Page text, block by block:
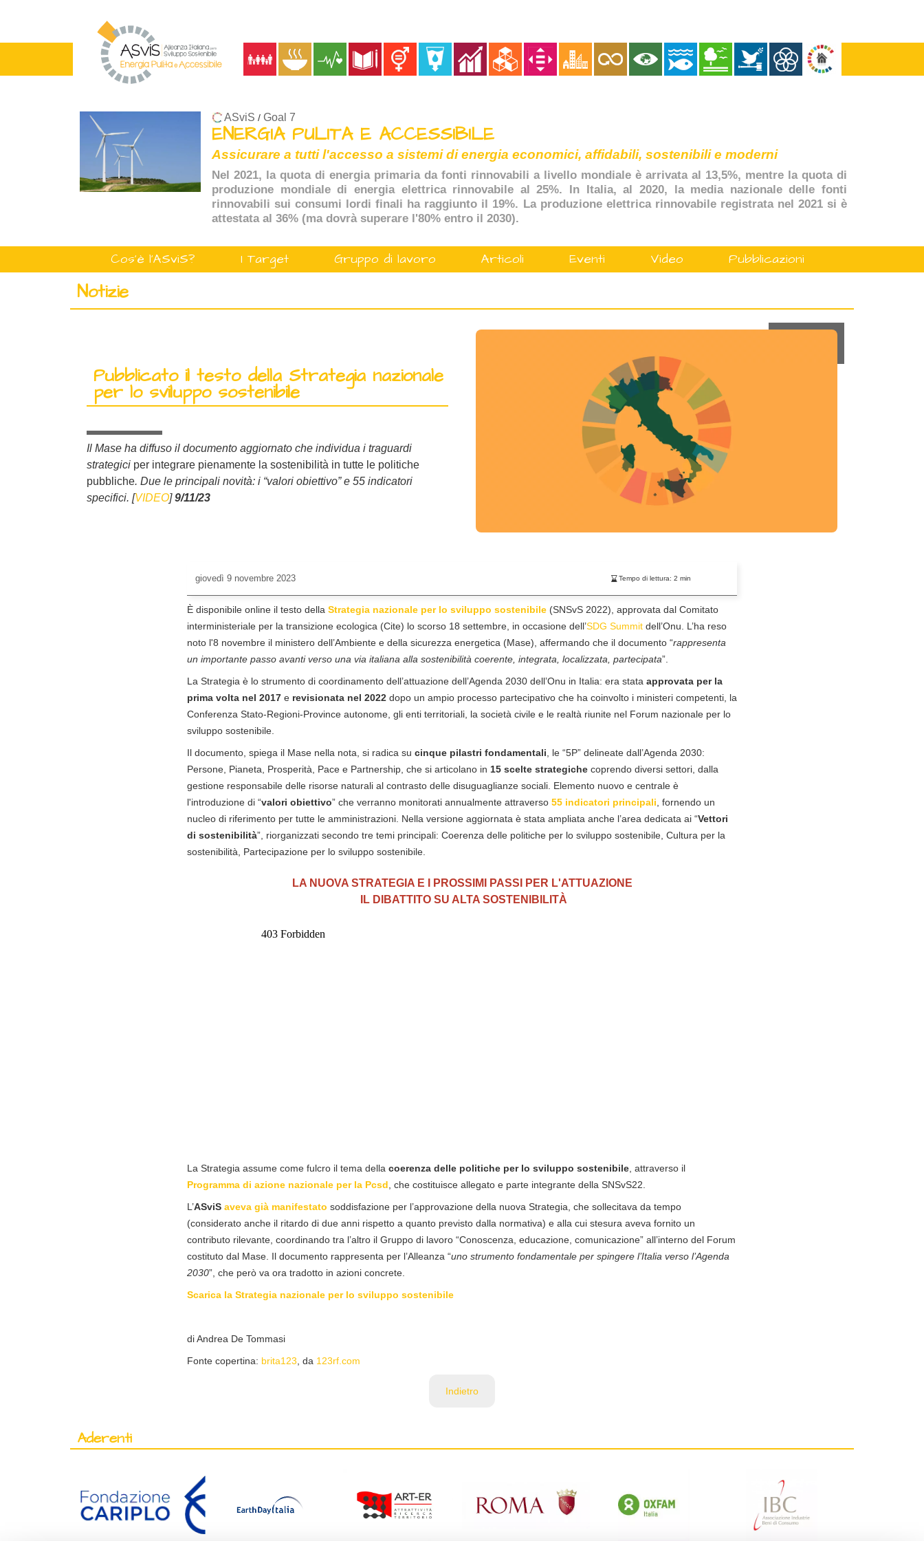
ASviS / Goal 7
ENERGIA PULITA E ACCESSIBILE
Assicurare a tutti l'accesso a sistemi di energia economici, affidabili, sostenibili e moderni
Nel 2021, la quota di energia primaria da fonti rinnovabili a livello mondiale è arrivata al 13,5%, mentre la quota di
produzione mondiale di energia elettrica rinnovabile al 25%. In Italia, al 2020, la media nazionale delle fonti
rinnovabili sui consumi lordi finali ha raggiunto il 19%. La produzione elettrica rinnovabile registrata nel 2021 si è
attestata al 36% (ma dovrà superare l'80% entro il 2030).
Cos'è l'ASviS? I Target Gruppo di lavoro Articoli Eventi Video Pubblicazioni
Notizie
Pubblicato il testo della Strategia nazionale
per lo sviluppo sostenibile
Il Mase ha diffuso il documento aggiornato che individua i traguardi
strategici per integrare pienamente la sostenibilità in tutte le politiche
pubbliche. Due le principali novità: i “valori obiettivo” e 55 indicatori
specifici. [VIDEO]9/11/23
giovedì 9 novembre 2023 Tempo di lettura:2 min
È disponibile online il testo della Strategia nazionale per lo sviluppo sostenibile (SNSvS 2022), approvata dal Comitato
interministeriale per la transizione ecologica (Cite) lo scorso 18 settembre, in occasione dell’SDG Summit dell’Onu. L’ha reso
noto l'8 novembre il ministero dell’Ambiente e della sicurezza energetica (Mase), affermando che il documento “rappresenta
un importante passo avanti verso una via italiana alla sostenibilità coerente, integrata, localizzata, partecipata”.
La Strategia è lo strumento di coordinamento dell’attuazione dell’Agenda 2030 dell’Onu in Italia: era stata approvata per la
prima volta nel 2017 e revisionata nel 2022 dopo un ampio processo partecipativo che ha coinvolto i ministeri competenti, la
Conferenza Stato-Regioni-Province autonome, gli enti territoriali, la società civile e le realtà riunite nel Forum nazionale per lo
sviluppo sostenibile.
Il documento, spiega il Mase nella nota, si radica su cinque pilastri fondamentali, le “5P” delineate dall’Agenda 2030:
Persone, Pianeta, Prosperità, Pace e Partnership, che si articolano in 15 scelte strategiche coprendo diversi settori, dalla
gestione responsabile delle risorse naturali al contrasto delle disuguaglianze sociali. Elemento nuovo e centrale è
l'introduzione di “valori obiettivo” che verranno monitorati annualmente attraverso 55 indicatori principali, fornendo un
nucleo di riferimento per tutte le amministrazioni. Nella versione aggiornata è stata ampliata anche l’area dedicata ai “Vettori
di sostenibilità”, riorganizzati secondo tre temi principali: Coerenza delle politiche per lo sviluppo sostenibile, Cultura per la
sostenibilità, Partecipazione per lo sviluppo sostenibile.
LA NUOVA STRATEGIA E I PROSSIMI PASSI PER L'ATTUAZIONE
IL DIBATTITO SU ALTA SOSTENIBILITÀ
La Strategia assume come fulcro il tema della coerenza delle politiche per lo sviluppo sostenibile, attraverso il
Programma di azione nazionale per la Pcsd, che costituisce allegato e parte integrante della SNSvS22.
L’ASviS aveva già manifestato soddisfazione per l’approvazione della nuova Strategia, che sollecitava da tempo
(considerato anche il ritardo di due anni rispetto a quanto previsto dalla normativa) e alla cui stesura aveva fornito un
contributo rilevante, coordinando tra l’altro il Gruppo di lavoro “Conoscenza, educazione, comunicazione” all’interno del Forum
costituto dal Mase. Il documento rappresenta per l’Alleanza “uno strumento fondamentale per spingere l’Italia verso l’Agenda
2030”, che però va ora tradotto in azioni concrete.
Scarica la Strategia nazionale per lo sviluppo sostenibile
di Andrea De Tommasi
Fonte copertina: brita123, da 123rf.com
Indietro
Aderenti